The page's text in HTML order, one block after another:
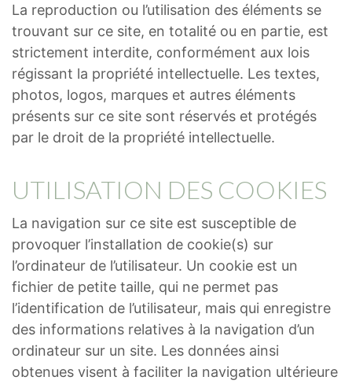
La reproduction ou l’utilisation des éléments se
trouvant sur ce site, en totalité ou en partie, est
strictement interdite, conformément aux lois
régissant la propriété intellectuelle. Les textes,
photos, logos, marques et autres éléments
présents sur ce site sont réservés et protégés
par le droit de la propriété intellectuelle.
UTILISATION DES COOKIES
La navigation sur ce site est susceptible de
provoquer l’installation de cookie(s) sur
l’ordinateur de l’utilisateur. Un cookie est un
fichier de petite taille, qui ne permet pas
l’identification de l’utilisateur, mais qui enregistre
des informations relatives à la navigation d’un
ordinateur sur un site. Les données ainsi
obtenues visent à faciliter la navigation ultérieure